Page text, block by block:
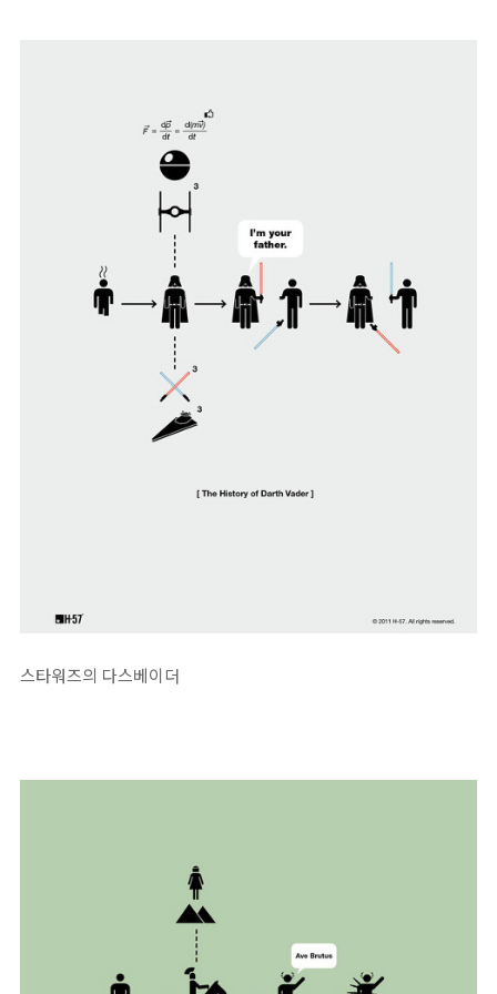
스타워즈의 다스베이더